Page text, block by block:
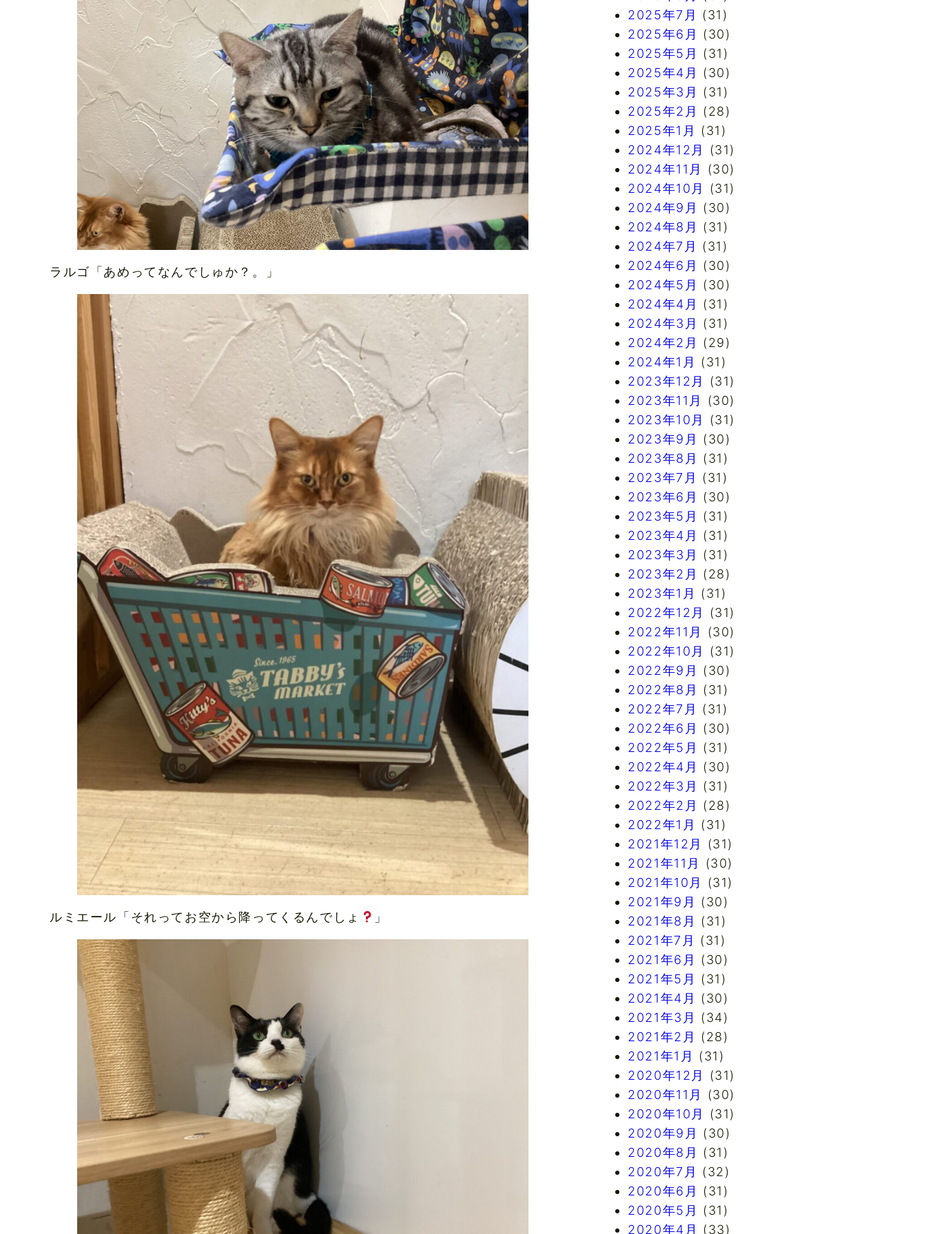
ラルゴ「あめってなんでしゅか？。」
ルミエール「それってお空から降ってくるんでしょ 」
2025年7月
(31)
2025年6月
(30)
2025年5月
(31)
2025年4月
(30)
2025年3月
(31)
2025年2月
(28)
2025年1月
(31)
2024年12月
(31)
2024年11月
(30)
2024年10月
(31)
2024年9月
(30)
2024年8月
(31)
2024年7月
(31)
2024年6月
(30)
2024年5月
(30)
2024年4月
(31)
2024年3月
(31)
2024年2月
(29)
2024年1月
(31)
2023年12月
(31)
2023年11月
(30)
2023年10月
(31)
2023年9月
(30)
2023年8月
(31)
2023年7月
(31)
2023年6月
(30)
2023年5月
(31)
2023年4月
(31)
2023年3月
(31)
2023年2月
(28)
2023年1月
(31)
2022年12月
(31)
2022年11月
(30)
2022年10月
(31)
2022年9月
(30)
2022年8月
(31)
2022年7月
(31)
2022年6月
(30)
2022年5月
(31)
2022年4月
(30)
2022年3月
(31)
2022年2月
(28)
2022年1月
(31)
2021年12月
(31)
2021年11月
(30)
2021年10月
(31)
2021年9月
(30)
2021年8月
(31)
2021年7月
(31)
2021年6月
(30)
2021年5月
(31)
2021年4月
(30)
2021年3月
(34)
2021年2月
(28)
2021年1月
(31)
2020年12月
(31)
2020年11月
(30)
2020年10月
(31)
2020年9月
(30)
2020年8月
(31)
2020年7月
(32)
2020年6月
(31)
2020年5月
(31)
2020年4月
(33)